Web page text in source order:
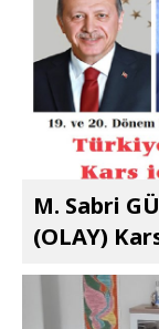
M. Sabri
(OLAY)